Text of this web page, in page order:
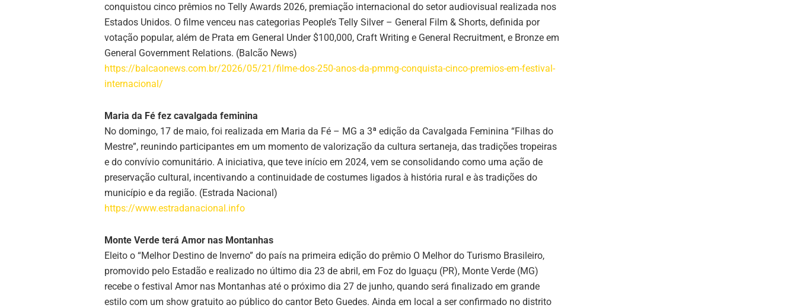
conquistou cinco prêmios no Telly Awards 2026, premiação internacional do setor audiovisual realizada nos
Estados Unidos. O filme venceu nas categorias People’s Telly Silver – General Film & Shorts, definida por
votação popular, além de Prata em General Under $100,000, Craft Writing e General Recruitment, e Bronze em
General Government Relations. (Balcão News)
https://balcaonews.com.br/2026/05/21/filme-dos-250-anos-da-pmmg-conquista-cinco-premios-em-festival-
internacional/
Maria da Fé fez cavalgada feminina
No domingo, 17 de maio, foi realizada em Maria da Fé – MG a 3ª edição da Cavalgada Feminina “Filhas do
Mestre”, reunindo participantes em um momento de valorização da cultura sertaneja, das tradições tropeiras
e do convívio comunitário. A iniciativa, que teve início em 2024, vem se consolidando como uma ação de
preservação cultural, incentivando a continuidade de costumes ligados à história rural e às tradições do
município e da região. (Estrada Nacional)
https://www.estradanacional.info
Monte Verde terá Amor nas Montanhas
Eleito o “Melhor Destino de Inverno” do país na primeira edição do prêmio O Melhor do Turismo Brasileiro,
promovido pelo Estadão e realizado no último dia 23 de abril, em Foz do Iguaçu (PR), Monte Verde (MG)
recebe o festival Amor nas Montanhas até o próximo dia 27 de junho, quando será finalizado em grande
estilo com um show gratuito ao público do cantor Beto Guedes. Ainda em local a ser confirmado no distrito